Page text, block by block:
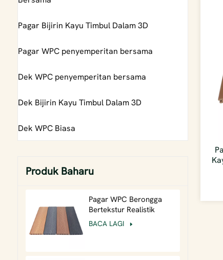
Pagar Bijirin Kayu Timbul Dalam 3D
Pagar WPC penyemperitan bersama
Dek WPC penyemperitan bersama
Dek Bijirin Kayu Timbul Dalam 3D
Dek WPC Biasa
Produk Baharu
Pagar WPC Berongga
Bertekstur Realistik
Ringan Timbul Dalam
BACA LAGI